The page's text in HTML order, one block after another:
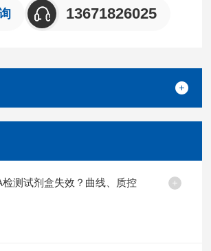
13671826025
测试剂盒失效？曲线、质控